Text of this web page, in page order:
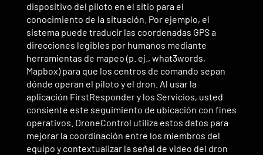
dispositivo del piloto en el sitio para el
conocimiento de la situación. Por ejemplo, el
sistema puede traducir las coordenadas GPS a
direcciones legibles por humanos mediante
herramientas de mapeo (p. ej., what3words,
Mapbox) para que los centros de comando sepan
dónde operan el piloto y el dron. Al usar la
aplicación FirstResponder y los Servicios, usted
consiente este seguimiento de ubicación con fines
operativos. DroneControl utiliza estos datos para
mejorar la coordinación entre los miembros del
equipo y contextualizar la señal de video del dron